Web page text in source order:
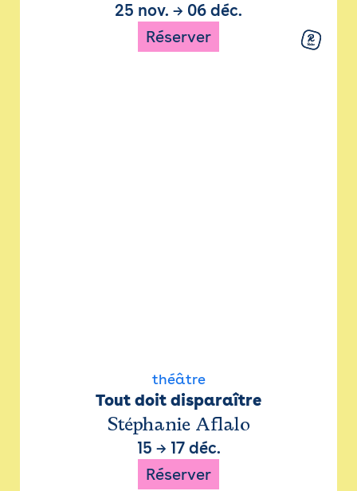
25 nov. → 06 déc.
Réserver
théâtre
Tout doit disparaître
Stéphanie Aflalo
15 → 17 déc.
Réserver